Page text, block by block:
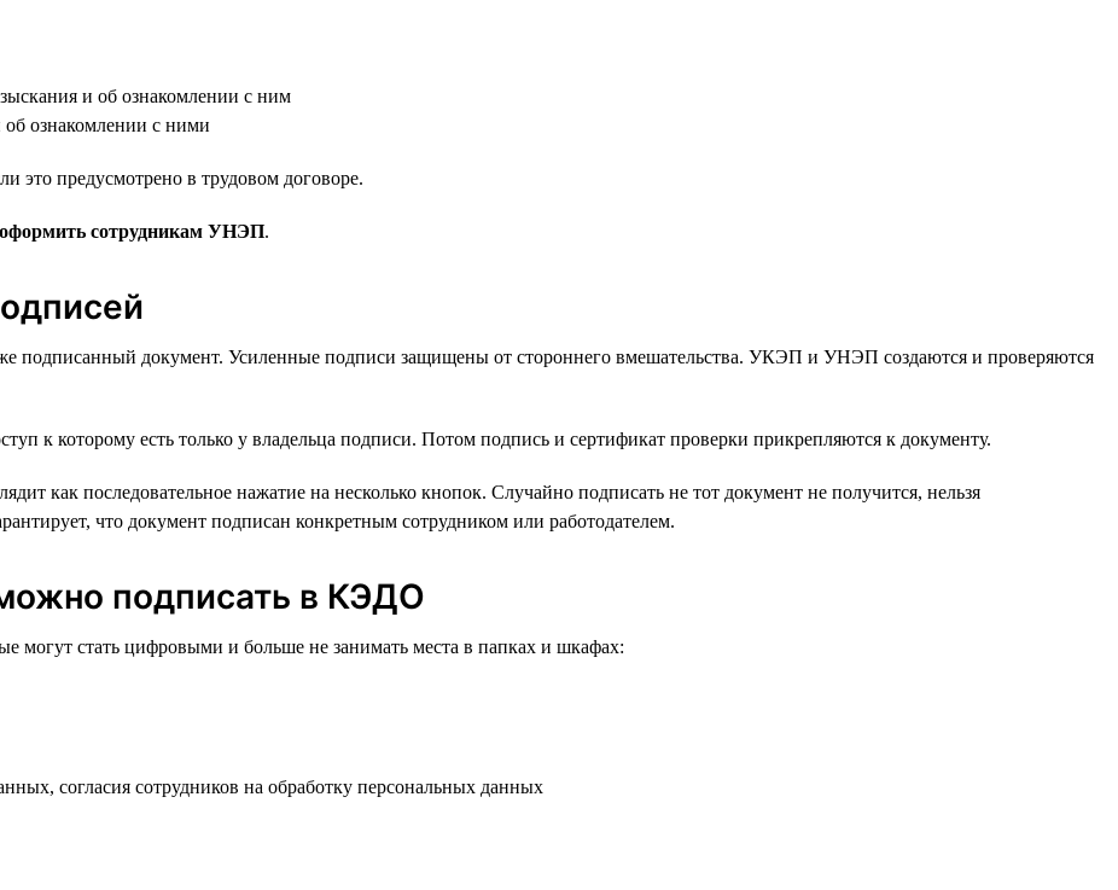
и об ознакомлении с ним
об ознакомлении с ними
предусмотрено в трудовом договоре.
сотрудникам УНЭП.
подписанный документ. Усиленные подписи защищены от стороннего вмешательства. УКЭП и УНЭП создаются и проверяются
к которому есть только у владельца подписи. Потом подпись и сертификат проверки прикрепляются к документу.
как последовательное нажатие на несколько кнопок. Случайно подписать не тот документ не получится, нельзя
что документ подписан конкретным сотрудником или работодателем.
подписать в КЭДО
могут стать цифровыми и больше не занимать места в папках и шкафах:
согласия сотрудников на обработку персональных данных